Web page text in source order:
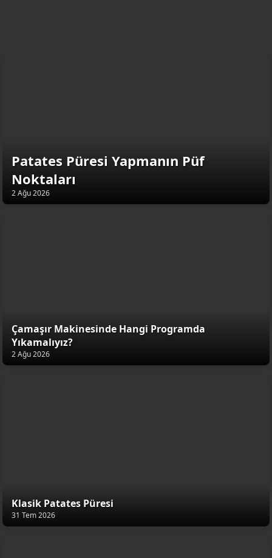
Patates Püresi Yapmanın Püf
Noktaları
2 Ağu 2026
Çamaşır Makinesinde Hangi Programda
Yıkamalıyız?
2 Ağu 2026
Klasik Patates Püresi
31 Tem 2026